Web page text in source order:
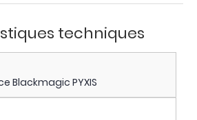
techniques
Blackmagic PYXIS